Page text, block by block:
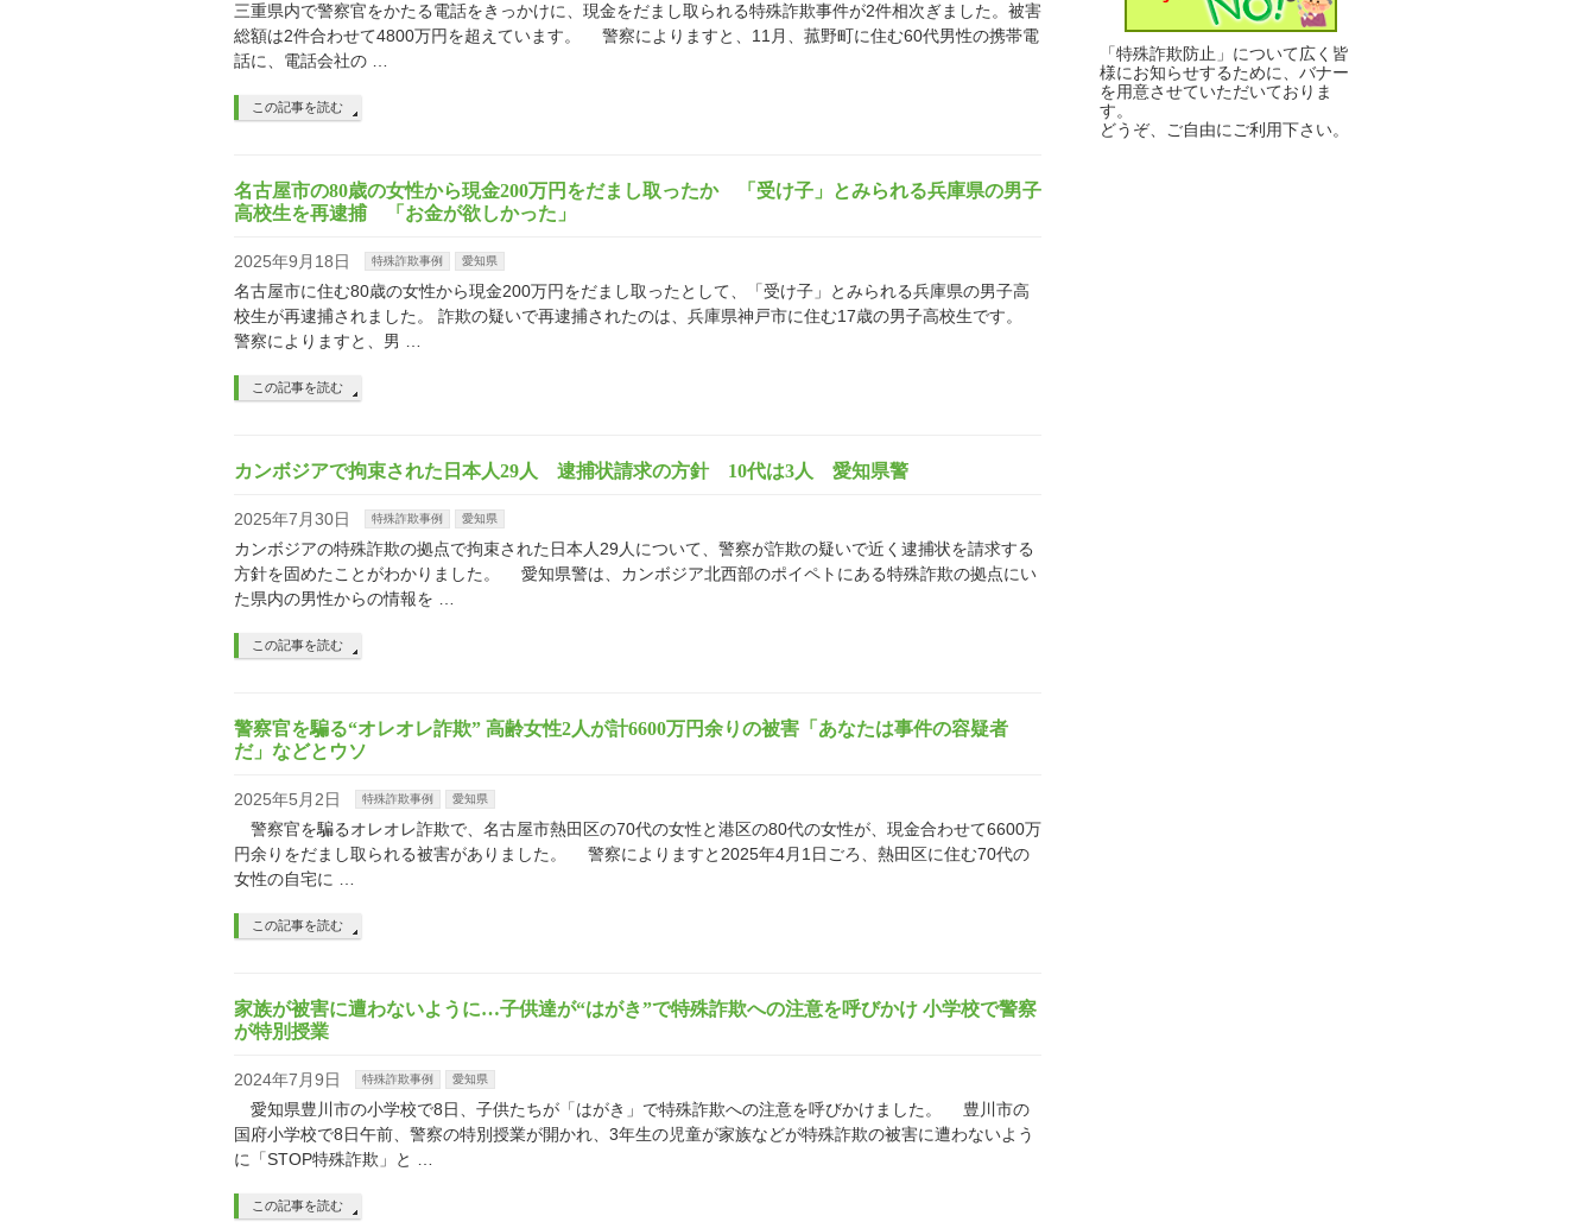
三重県内で警察官をかたる電話をきっかけに、現金をだまし取られる特殊詐欺事件が2件相次ぎました。被害
総額は2件合わせて4800万円を超えています。 警察によりますと、11月、菰野町に住む60代男性の携帯電
話に、電話会社の …
この記事を読む
名古屋市の80歳の女性から現金200万円をだまし取ったか 「受け子」とみられる兵庫県の男子
高校生を再逮捕 「お金が欲しかった」
2025年9月18日 特殊詐欺事例 愛知県
名古屋市に住む80歳の女性から現金200万円をだまし取ったとして、「受け子」とみられる兵庫県の男子高
校生が再逮捕されました。 詐欺の疑いで再逮捕されたのは、兵庫県神戸市に住む17歳の男子高校生です。
警察によりますと、男 …
この記事を読む
カンボジアで拘束された日本人29人 逮捕状請求の方針 10代は3人 愛知県警
2025年7月30日 特殊詐欺事例 愛知県
カンボジアの特殊詐欺の拠点で拘束された日本人29人について、警察が詐欺の疑いで近く逮捕状を請求する
方針を固めたことがわかりました。 愛知県警は、カンボジア北西部のポイペトにある特殊詐欺の拠点にい
た県内の男性からの情報を …
この記事を読む
警察官を騙る“オレオレ詐欺” 高齢女性2人が計6600万円余りの被害「あなたは事件の容疑者
だ」などとウソ
2025年5月2日 特殊詐欺事例 愛知県
警察官を騙るオレオレ詐欺で、名古屋市熱田区の70代の女性と港区の80代の女性が、現金合わせて6600万
円余りをだまし取られる被害がありました。 警察によりますと2025年4月1日ごろ、熱田区に住む70代の
女性の自宅に …
この記事を読む
家族が被害に遭わないように…子供達が“はがき”で特殊詐欺への注意を呼びかけ 小学校で警察
が特別授業
2024年7月9日 特殊詐欺事例 愛知県
愛知県豊川市の小学校で8日、子供たちが「はがき」で特殊詐欺への注意を呼びかけました。 豊川市の
国府小学校で8日午前、警察の特別授業が開かれ、3年生の児童が家族などが特殊詐欺の被害に遭わないよう
に「STOP特殊詐欺」と …
この記事を読む
「特殊詐欺防止」について広く皆
様にお知らせするために、バナー
を用意させていただいておりま
す。
どうぞ、ご自由にご利用下さい。